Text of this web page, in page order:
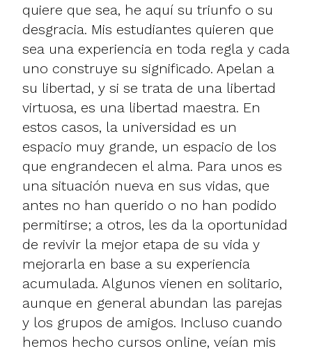
quiere que sea, he aquí su triunfo o su
desgracia. Mis estudiantes quieren que
sea una experiencia en toda regla y cada
uno construye su significado. Apelan a
su libertad, y si se trata de una libertad
virtuosa, es una libertad maestra. En
estos casos, la universidad es un
espacio muy grande, un espacio de los
que engrandecen el alma. Para unos es
una situación nueva en sus vidas, que
antes no han querido o no han podido
permitirse; a otros, les da la oportunidad
de revivir la mejor etapa de su vida y
mejorarla en base a su experiencia
acumulada. Algunos vienen en solitario,
aunque en general abundan las parejas
y los grupos de amigos. Incluso cuando
hemos hecho cursos online, veían mis